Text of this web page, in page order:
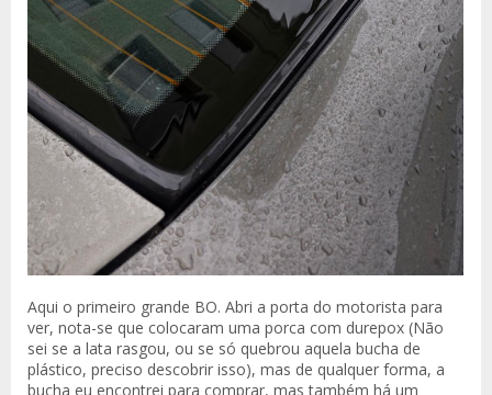
Aqui o primeiro grande BO. Abri a porta do motorista para
ver, nota-se que colocaram uma porca com durepox (Não
sei se a lata rasgou, ou se só quebrou aquela bucha de
plástico, preciso descobrir isso), mas de qualquer forma, a
bucha eu encontrei para comprar, mas também há um